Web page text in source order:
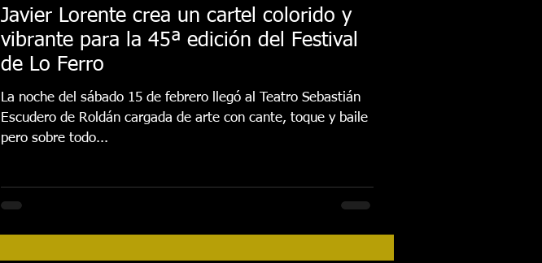
Javier Lorente crea un cartel colorido y
vibrante para la 45ª edición del Festival
de Lo Ferro
La noche del sábado 15 de febrero llegó al Teatro Sebastián
Escudero de Roldán cargada de arte con cante, toque y baile
pero sobre todo...